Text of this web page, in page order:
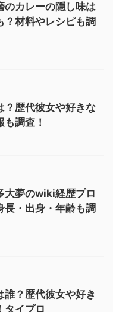
のカレーの隠し味は
？材料やレシピも調
？歴代彼女や好きな
調査！
大夢のwiki経歴プロ
長・出身・年齢も調
誰？歴代彼女や好き
タイプロ